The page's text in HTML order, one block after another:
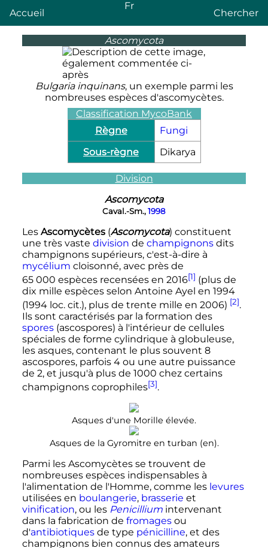
Accueil
Fr
Chercher
Ascomycota
Bulgaria inquinans, un exemple parmi les
nombreuses espèces d'ascomycètes.
Classification MycoBank
Règne
Fungi
Sous-règne
Dikarya
Division
Ascomycota
Caval.-Sm.,1998
Les Ascomycètes(Ascomycota) constituent
une très vaste division de champignonsdits
champignons supérieurs, c'est-à-dire à
mycélium cloisonné, avec près de
65 000 espècesrecensées en 2016[1] (plus de
dix mille espèces selon Antoine Ayel en 1994
(1994 loc. cit.), plus de trente mille en 2006) [2].
Ils sont caractérisés par la formation des
spores(ascospores) à l'intérieur de cellules
spéciales de forme cylindrique à globuleuse,
les asques, contenant le plus souvent 8
ascospores, parfois 4 ou une autre puissance
de 2, et jusqu'à plus de 1000 chez certains
champignons coprophiles[3].
Asques d'une Morille élevée.
Asques de la Gyromitre en turban (en).
Parmi les Ascomycètes se trouvent de
nombreuses espèces indispensables à
l'alimentation de l'Homme, comme les levures
utilisées en boulangerie, brasserie et
vinification, ou les Penicilliumintervenant
dans la fabrication de fromagesou
d'antibiotiquesde type pénicilline, et des
champignons bien connus des amateurs